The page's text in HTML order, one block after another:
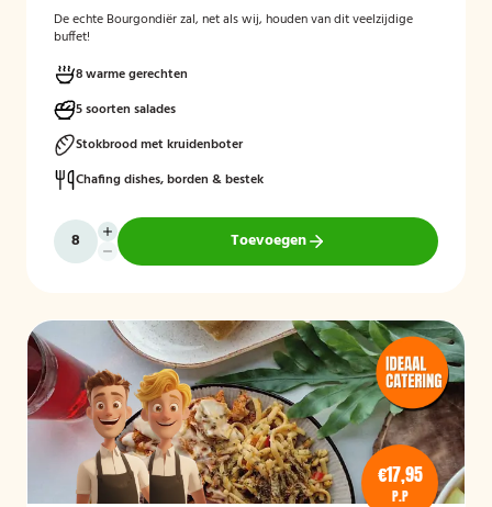
De echte Bourgondiër zal, net als wij, houden van dit veelzijdige
buffet!
8 warme gerechten
5 soorten salades
Stokbrood met kruidenboter
Chafing dishes, borden & bestek
Toevoegen
€17,95
P.P